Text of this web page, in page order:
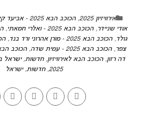
אירוויזיון 2025 ,הכוכב הבא 2025 - אביעד קליין
אודי שניידר,הכוכב הבא 2025 - ואלרי חמאתי ,
גולד,הכוכב הבא 2025 - מורן אהרוני ורד בנד ,
צפר,הכוכב הבא 2025 - עמית שדה ,
דה רזון,הכוכב הבא לאירוויזיון,חדשות,ישראל
2025
,חדשות,ישראל